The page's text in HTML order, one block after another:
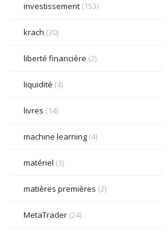
investissement (153)
krach (30)
liberté financière (2)
liquidité (4)
livres (14)
machine learning (4)
matériel (3)
matières premières (2)
MetaTrader (24)